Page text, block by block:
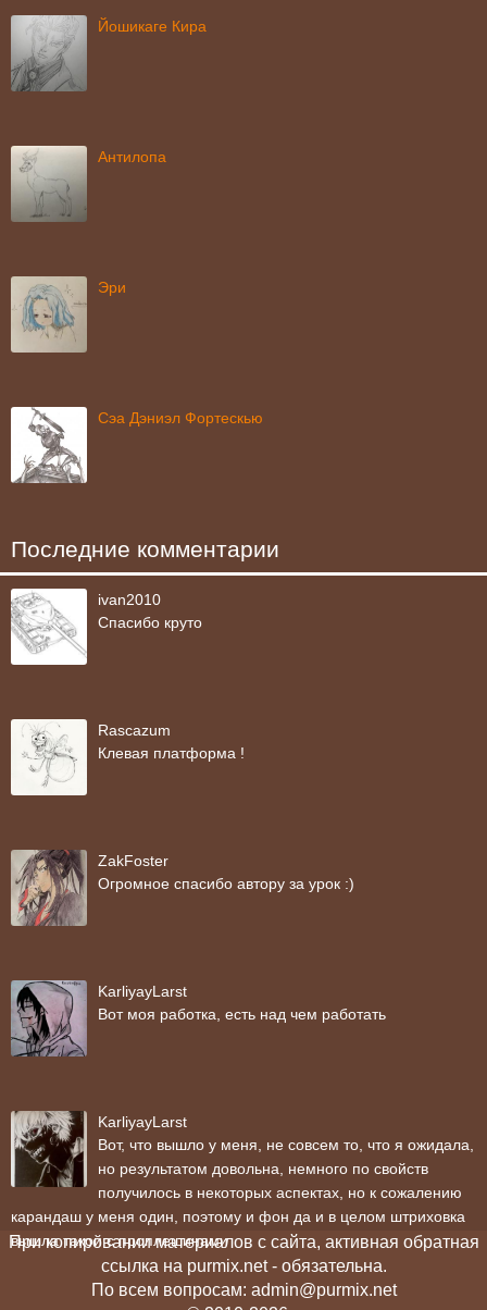
Йошикаге Кира
Антилопа
Эри
Сэа Дэниэл Фортескью
Последние комментарии
ivan2010
Спасибо круто
Rascazum
Клевая платформа !
ZakFoster
Огромное спасибо автору за урок :)
KarliyayLarst
Вот моя работка, есть над чем работать
KarliyayLarst
Вот, что вышло у меня, не совсем то, что я ожидала,
но результатом довольна, немного по свойств
получилось в некоторых аспектах, но к сожалению
карандаш у меня один, поэтому и фон да и в целом штриховка
вышла такой с проплешинами
При копировании материалов с сайта, активная обратная
ссылка на purmix.net - обязательна.
По всем вопросам: admin@purmix.net